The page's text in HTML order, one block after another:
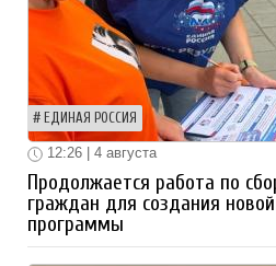
ЕДИНАЯ РОССИЯ
12:26 | 4 августа
Продолжается работа по
граждан для создания
программы